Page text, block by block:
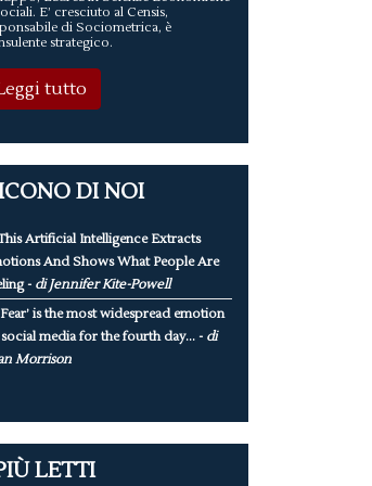
E’ cresciuto al Censis,
di Sociometrica, è
strategico.
tutto
DI NOI
Artificial Intelligence Extracts
And Shows What People Are
- di Jennifer Kite-Powell
is the most widespread emotion
media for the fourth day... - di
Morrison
LETTI